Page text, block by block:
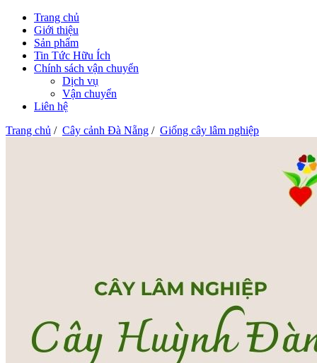
Trang chủ
Giới thiệu
Sản phẩm
Tin Tức Hữu Ích
Chính sách vận chuyển
Dịch vụ
Vận chuyển
Liên hệ
Trang chủ / Cây cảnh Đà Nẵng / Giống cây lâm nghiệp